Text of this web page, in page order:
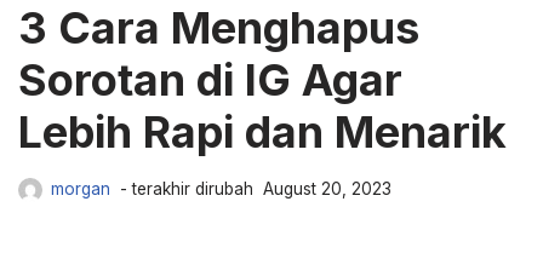
3 Cara Menghapus
Sorotan di IG Agar
Lebih Rapi dan Menarik
morgan August 20, 2023